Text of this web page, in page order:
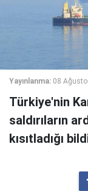
Yayınlanma: 08
Türkiye'nin
saldırıların
kısıtladığı